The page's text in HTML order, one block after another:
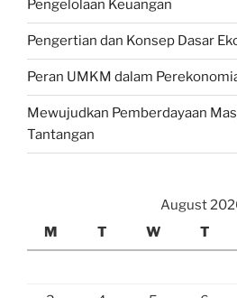
Pengelolaan Keuangan
Pengertian dan Konsep Dasar
Peran UMKM dalam
Mewujudkan Pemberdayaan
Tantangan
August
M
T W T